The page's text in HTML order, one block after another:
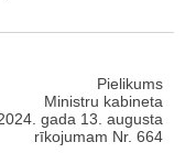
Pielikums
Ministru kabineta
gada 13. augusta
rīkojumam Nr. 664